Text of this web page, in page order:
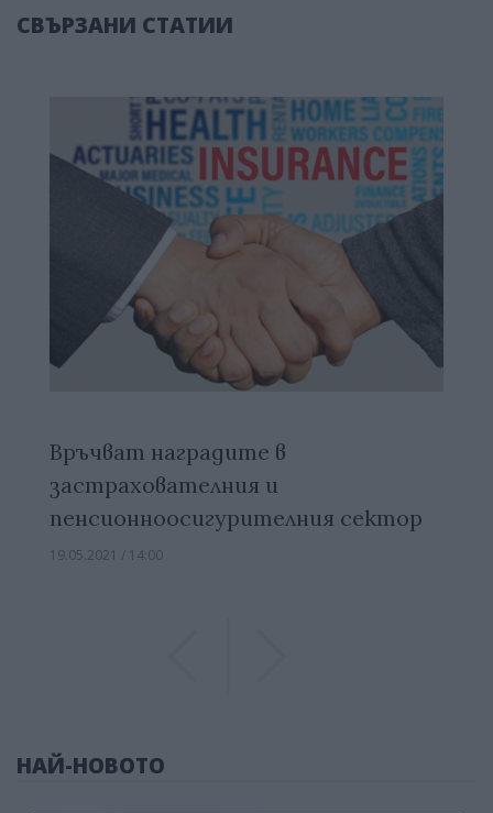
СВЪРЗАНИ СТАТИИ
Връчват наградите в
застрахователния и
пенсионноосигурителния сектор
19.05.2021 / 14:00
НАЙ-НОВОТО